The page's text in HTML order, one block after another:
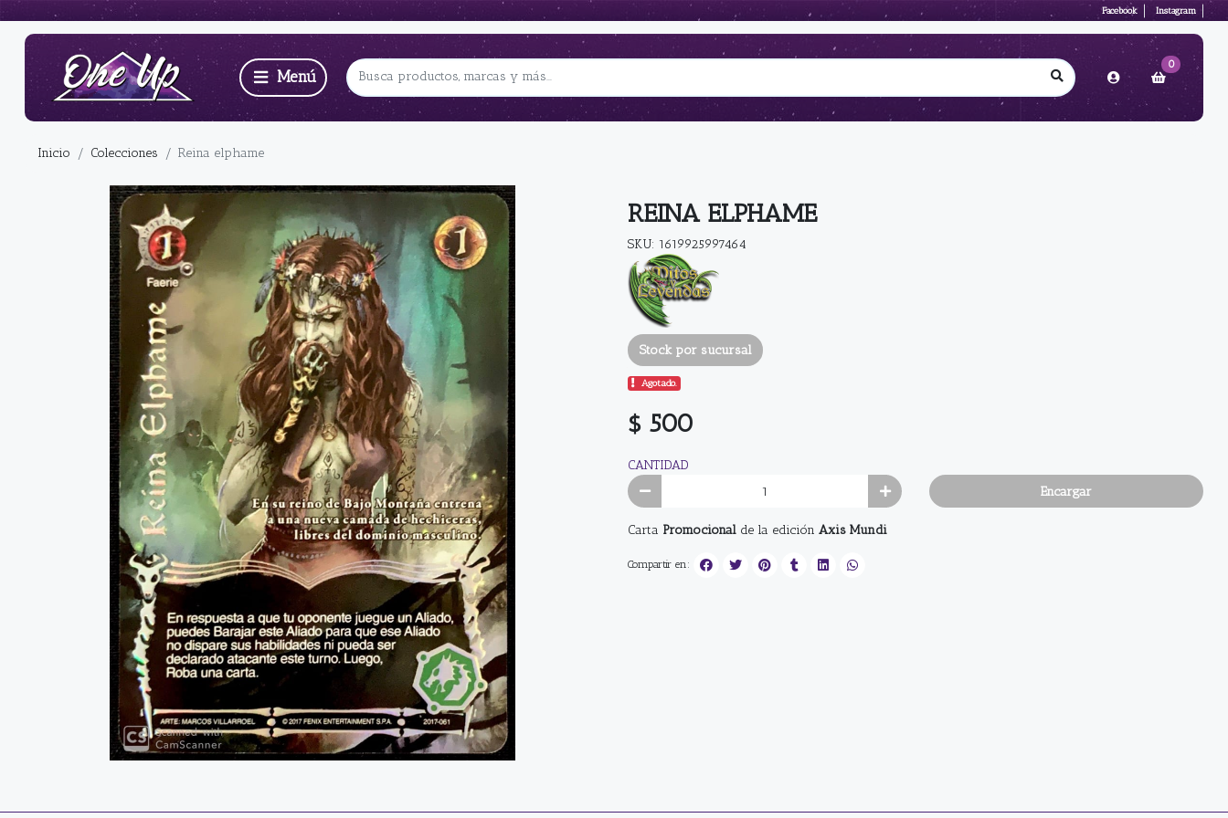
Facebook Instagram
0
Inicio Colecciones Reina elphame
REINA ELPHAME
SKU: 1619925997464
Stock por sucursal
Agotado.
$ 500
CANTIDAD
Encargar
Carta Promocional de la edición Axis Mundi
Compartir en: